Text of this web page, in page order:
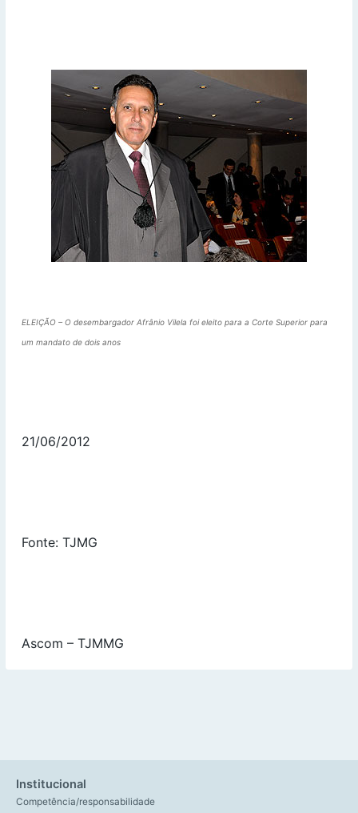
ELEIÇÃO – O desembargador Afrânio Vilela foi eleito para a Corte Superior para
um mandato de dois anos
21/06/2012
Fonte: TJMG
Ascom – TJMMG
Institucional
Competência/responsabilidade